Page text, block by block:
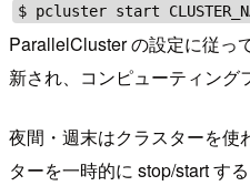
$ pcluster start
ParallelCluster の設定に従っ
新され、コンピューティング
夜間・週末はクラスターを使
ターを一時的に stop/start す